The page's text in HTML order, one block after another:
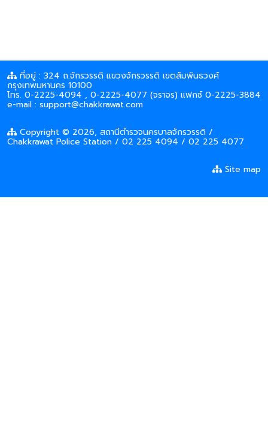
ที่อยู่ : 324 ถ.จักรวรรดิ แขวงจักรวรรดิ เขตสัมพันธวงศ์
กรุงเทพมหานคร 10100
โทร. 0-2225-4094 , 0-2225-4077 (จราจร) แฟกซ์ 0-2225-3884
e-mail : support@chakkrawat.com
Copyright © 2026, สถานีตำรวจนครบาลจักรวรรดิ /
Chakkrawat Police Station / 02 225 4094 / 02 225 4077
Site map